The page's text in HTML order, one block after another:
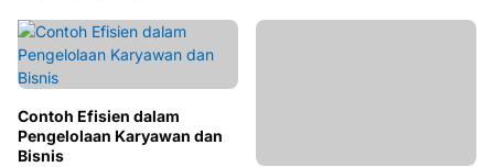
Contoh Efisien dalam
Pengelolaan Karyawan dan
Bisnis